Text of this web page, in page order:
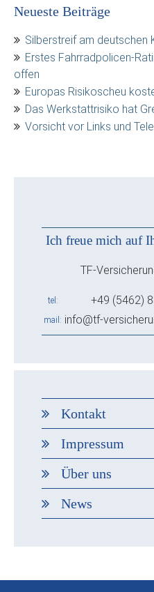
Neueste Beiträge
Silberstreif am deutschen
Erstes Fahrradpolicen-
offen
Europas Risikoscheu
Das Werkstattrisiko hat
Vorsicht vor Links und
Ich freue mich auf
TF-
tel +49 (5462)
mail info@tf-
Kontakt
Impressum
Über uns
News